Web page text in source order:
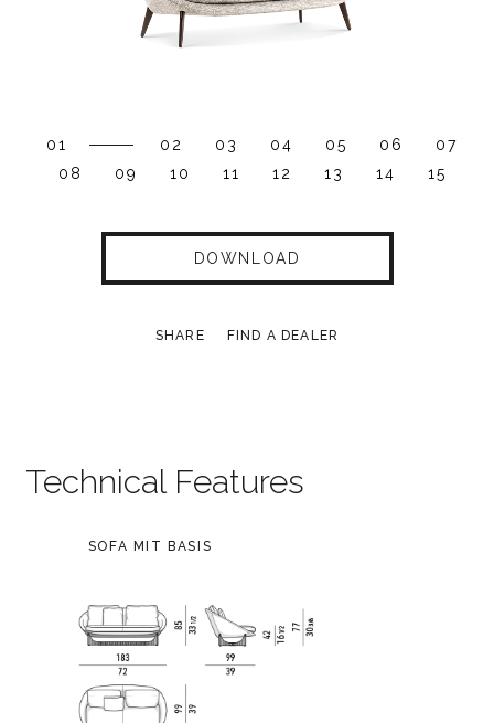
01 02 03 04 05 06
07
08
09 10 11 12 13 14 15
DOWNLOAD
SHARE FIND A DEALER
Technical Features
SOFA MIT BASIS